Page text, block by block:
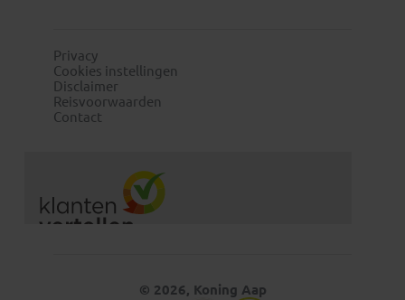
Privacy
Cookies instellingen
Disclaimer
Reisvoorwaarden
Contact
© 2026, Koning Aap